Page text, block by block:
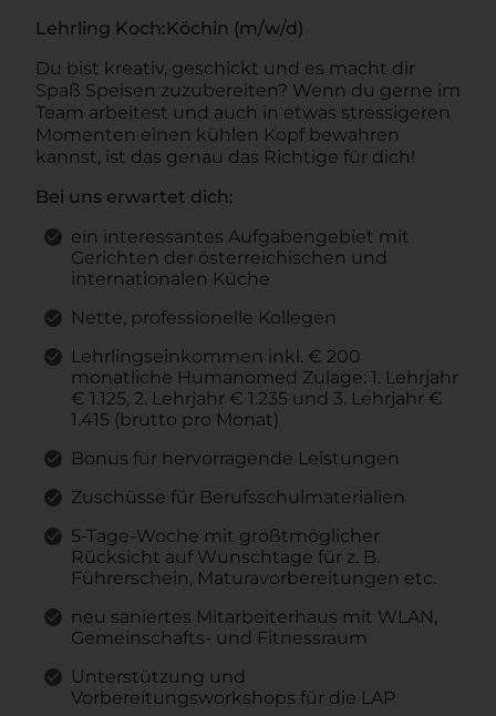
Lehrling Koch:Köchin (m/w/d)
Du bist kreativ, geschickt und es macht dir
Spaß Speisen zuzubereiten? Wenn du gerne im
Team arbeitest und auch in etwas stressigeren
Momenten einen kühlen Kopf bewahren
kannst, ist das genau das Richtige für dich!
Bei uns erwartet dich:
ein interessantes Aufgabengebiet mit
Gerichten der österreichischen und
internationalen Küche
Nette, professionelle Kollegen
Lehrlingseinkommen inkl. € 200
monatliche Humanomed Zulage: 1. Lehrjahr
€ 1.125, 2. Lehrjahr € 1.235 und 3. Lehrjahr €
1.415 (brutto pro Monat)
Bonus für hervorragende Leistungen
Zuschüsse für Berufsschulmaterialien
5-Tage-Woche mit größtmöglicher
Rücksicht auf Wunschtage für z. B.
Führerschein, Maturavorbereitungen etc.
neu saniertes Mitarbeiterhaus mit WLAN,
Gemeinschafts- und Fitnessraum
Unterstützung und
Vorbereitungsworkshops für die LAP